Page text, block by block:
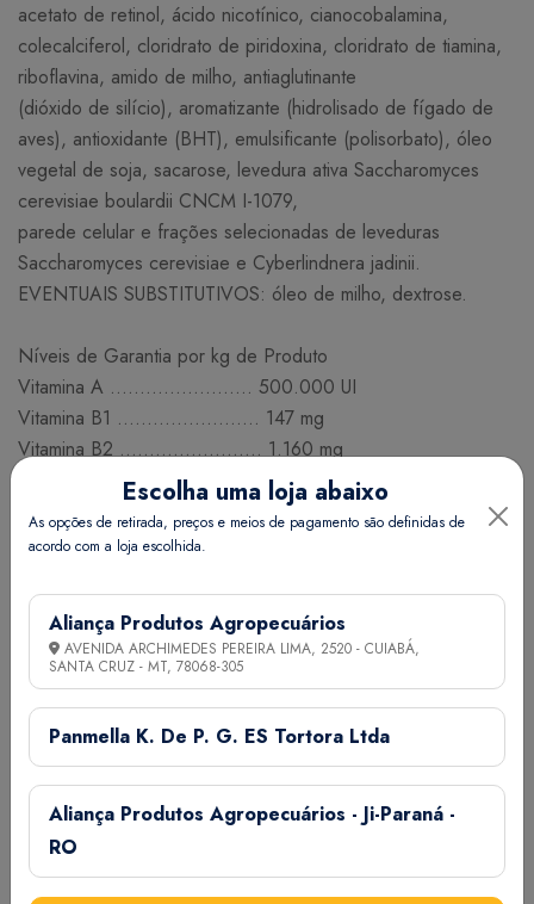
acetato de retinol, ácido nicotínico, cianocobalamina,
colecalciferol, cloridrato de piridoxina, cloridrato de tiamina,
riboflavina, amido de milho, antiaglutinante
(dióxido de silício), aromatizante (hidrolisado de fígado de
aves), antioxidante (BHT), emulsificante (polisorbato), óleo
vegetal de soja, sacarose, levedura ativa Saccharomyces
cerevisiae boulardii CNCM I-1079,
parede celular e frações selecionadas de leveduras
Saccharomyces cerevisiae e Cyberlindnera jadinii.
EVENTUAIS SUBSTITUTIVOS: óleo de milho, dextrose.
Níveis de Garantia por kg de Produto
Vitamina A ........................ 500.000 UI
Vitamina B1 ........................ 147 mg
Vitamina B2 ........................ 1.160 mg
Vitamina B3 ........................ 1.950 mg
Vitamina B6 ........................ 833 mg
Vitamina B12 ........................ 2.500 mcg
Vitamina E ........................ 4.250 UI
S. cerevisiae boulardii CNCM I-1079 ........................ 1,26
x 1012 UFC
MOS (Mananoligossacarídeo) ........................ 2,8%
VIA DE ADMINISTRAÇÃO E MODO DE USAR: Administrar
diretamente ao animal por via oral, por meio da seringa
dosadora.
Cães de pequeno porte e gatos: Filhotes 1 g / Adultos 2 g
Cães de grande porte: Filhotes 2 g / Adultos 4 g
Escolha uma loja abaixo
As opções de retirada, preços e meios de pagamento são definidas de
acordo com a loja escolhida.
Aliança Produtos Agropecuários
AVENIDA ARCHIMEDES PEREIRA LIMA, 2520 - CUIABÁ,
SANTA CRUZ - MT, 78068-305
Panmella K. De P. G. ES Tortora Ltda
Aliança Produtos Agropecuários - Ji-Paraná -
RO